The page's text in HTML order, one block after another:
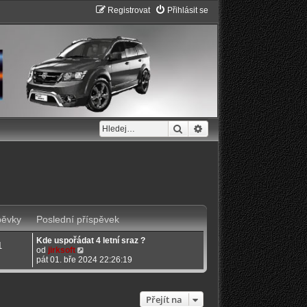
Přihlásit se
Registrovat
Hledat Pokročilé hledání
Poslední příspěvek
Kde uspořádat 4 letní sraz ?
od jirksoft
o
b
pát 01. bře 2024 22:26:19
Přejít na